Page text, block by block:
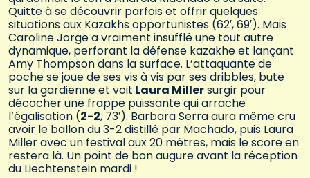
Quitte à se découvrir parfois et offrir quelques
situations aux Kazakhs opportunistes (62′, 69′). Mais
Caroline Jorge a vraiment insufflé une tout autre
dynamique, perforant la défense kazakhe et lançant
Amy Thompson dans la surface. L’attaquante de
poche se joue de ses vis à vis par ses dribbles, bute
sur la gardienne et voit Laura Millersurgir pour
décocher une frappe puissante qui arrache
l’égalisation (2-2, 73′). Barbara Serra aura même cru
avoir le ballon du 3-2 distillé par Machado, puis Laura
Miller avec un festival aux 20 mètres, mais le score en
restera là. Un point de bon augure avant la réception
du Liechtenstein mardi !